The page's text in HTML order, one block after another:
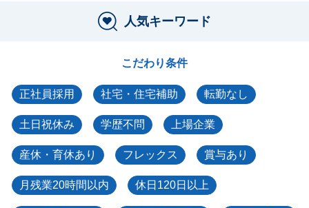
人気キーワード
こだわり条件
正社員採用 社宅・住宅補助 転勤なし
土日祝休み 学歴不問 上場企業
産休・育休あり フレックス 賞与あり
月残業20時間以内 休日120日以上